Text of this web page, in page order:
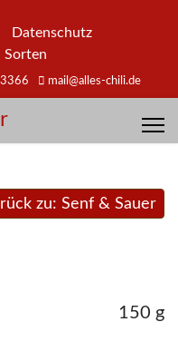
Datenschutz
Sorten
mail@alles-chili.de
zu: Senf & Sauer
150 g